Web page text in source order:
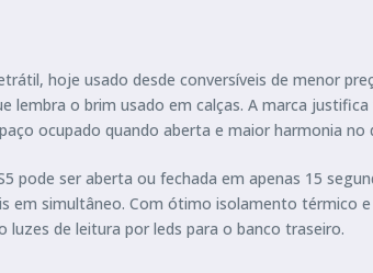
hoje usado desde conversíveis de menor
o brim usado em calças. A marca
ocupado quando aberta e maior harmonia
pode ser aberta ou fechada em apenas 15
em simultâneo. Com ótimo isolamento térmico
de leitura por leds para o banco traseiro.